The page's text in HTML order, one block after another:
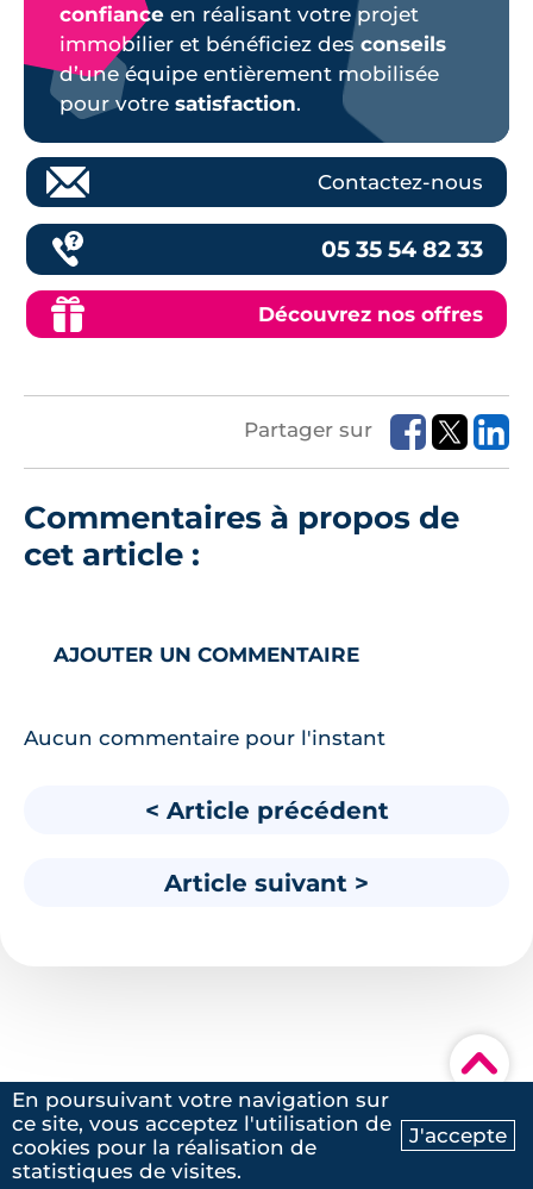
Ma recherche Contactez-nous
▾
confiance en réalisant votre projet
immobilier et bénéficiez des conseils
d’une équipe entièrement mobilisée
pour votre satisfaction.
Contactez-nous
05 35 54 82 33
Découvrez nos offres
Partager sur
Commentaires à propos de
cet article :
AJOUTER UN COMMENTAIRE
Aucun commentaire pour l'instant
< Article précédent
Article suivant >
En poursuivant votre navigation sur
ce site, vous acceptez l'utilisation de
cookies pour la réalisation de
statistiques de visites.
J'accepte